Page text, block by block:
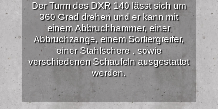
Der Turm des DXR 140 lässt sich um
360 Grad drehen und er kann mit
einem Abbruchhammer, einer
Abbruchzange, einem Sortiergreifer,
einer Stahlschere , sowie
verschiedenen Schaufeln ausgestattet
werden.